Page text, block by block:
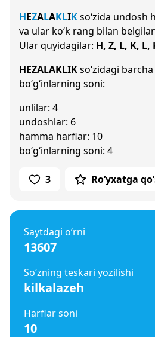
HEZALAKLIKso‘zida undosh
va ular ko‘k rang bilan
Ular quyidagilar: H, Z, L, K, L,
HEZALAKLIKso‘zidagi
bo‘g‘inlarning soni:
unlilar: 4
undoshlar: 6
hamma harflar: 10
bo‘g‘inlarning soni: 4
3 Ro‘yxatga
Saytdagi o‘rni
13607
So‘zning teskari yozilishi
kilkalazeh
Harflar soni
10